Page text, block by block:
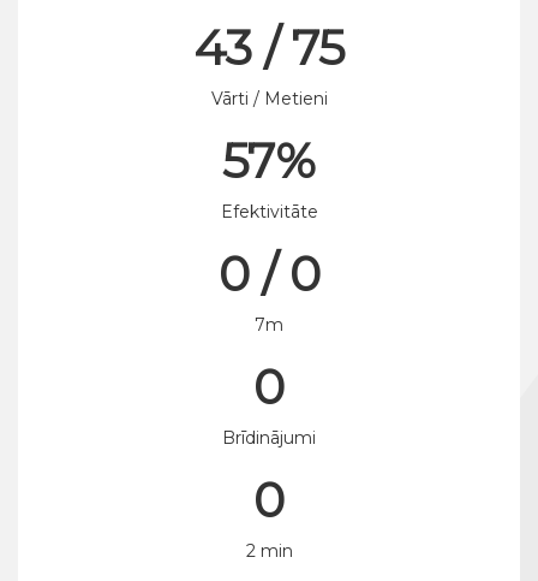
43 / 75
Vārti / Metieni
57%
Efektivitāte
0 / 0
7m
0
Brīdinājumi
0
2 min